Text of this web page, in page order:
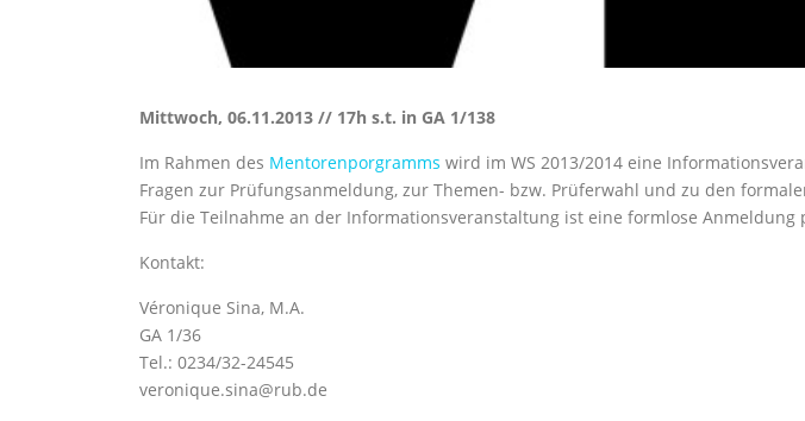
Mittwoch, 06.11.2013 // 17h s.t. in GA 1/138
Im Rahmen des Mentorenporgramms wird im WS 2013/2014 eine
Fragen zur Prüfungsanmeldung, zur Themen- bzw. Prüferwahl und zu den
Für die Teilnahme an der Informationsveranstaltung ist eine formlose
Kontakt:
Véronique Sina, M.A.
GA 1/36
Tel.: 0234/32-24545
veronique.sina@rub.de